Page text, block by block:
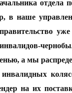
в наше
а мы
инвалидных
на их